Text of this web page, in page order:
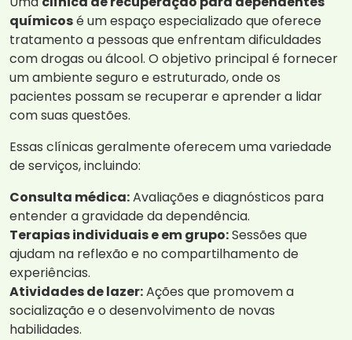
químicosé um espaço especializado que oferece
tratamento a pessoas que enfrentam dificuldades
com drogas ou álcool. O objetivo principal é fornecer
um ambiente seguro e estruturado, onde os
pacientes possam se recuperar e aprender a lidar
com suas questões.
Essas clínicas geralmente oferecem uma variedade
de serviços, incluindo:
Consulta médica:Avaliações e diagnósticos para
entender a gravidade da dependência.
Terapias individuais e em grupo:Sessões que
ajudam na reflexão e no compartilhamento de
experiências.
Atividades de lazer:Ações que promovem a
socialização e o desenvolvimento de novas
habilidades.